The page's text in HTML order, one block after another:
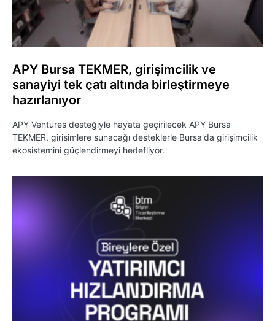
APY Bursa TEKMER, girişimcilik ve
sanayiyi tek çatı altında birleştirmeye
hazırlanıyor
APY Ventures desteğiyle hayata geçirilecek APY Bursa
TEKMER, girişimlere sunacağı desteklerle Bursa'da girişimcilik
ekosistemini güçlendirmeyi hedefliyor.